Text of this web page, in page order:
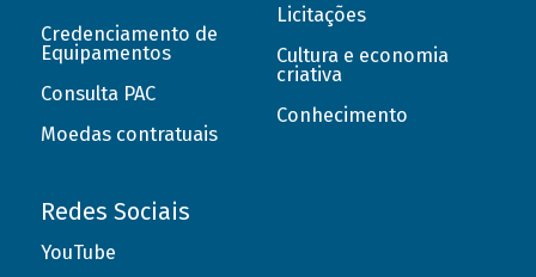
Credenciamento de
Equipamentos
Consulta PAC
Moedas contratuais
Licitações
Cultura e economia
criativa
Conhecimento
Redes Sociais
YouTube